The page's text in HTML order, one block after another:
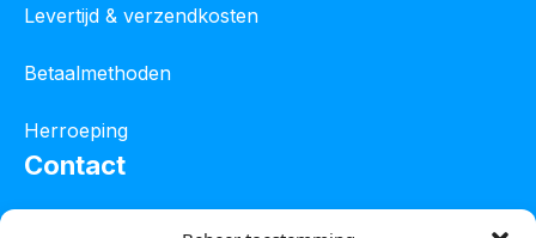
Levertijd & verzendkosten
Betaalmethoden
Herroeping
Contact